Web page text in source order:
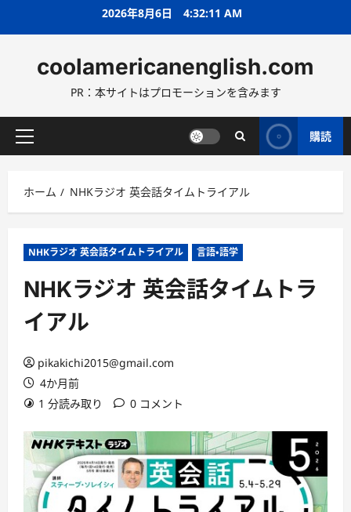
ス
ッ
2026年8月6日 4:32:13 AM
coolamericanenglish.com
PR：本サイトはプロモーションを含みます
メ
メ
ニ
ー
購読
ホーム NHKラジオ 英会話タイムトライアル
NHKラジオ 英会話タイムトライアル 言語・語学
NHKラジオ 英会話タイムトラ
イアル
pikakichi2015@gmail.com
4か月前
1 分読み取り
0 コメント